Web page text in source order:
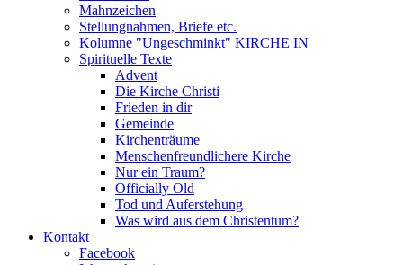
Mahnzeichen
Stellungnahmen, Briefe etc.
Kolumne "Ungeschminkt" KIRCHE IN
Spirituelle Texte
Advent
Die Kirche Christi
Frieden in dir
Gemeinde
Kirchenträume
Menschenfreundlichere Kirche
Nur ein Traum?
Officially Old
Tod und Auferstehung
Was wird aus dem Christentum?
Kontakt
Facebook